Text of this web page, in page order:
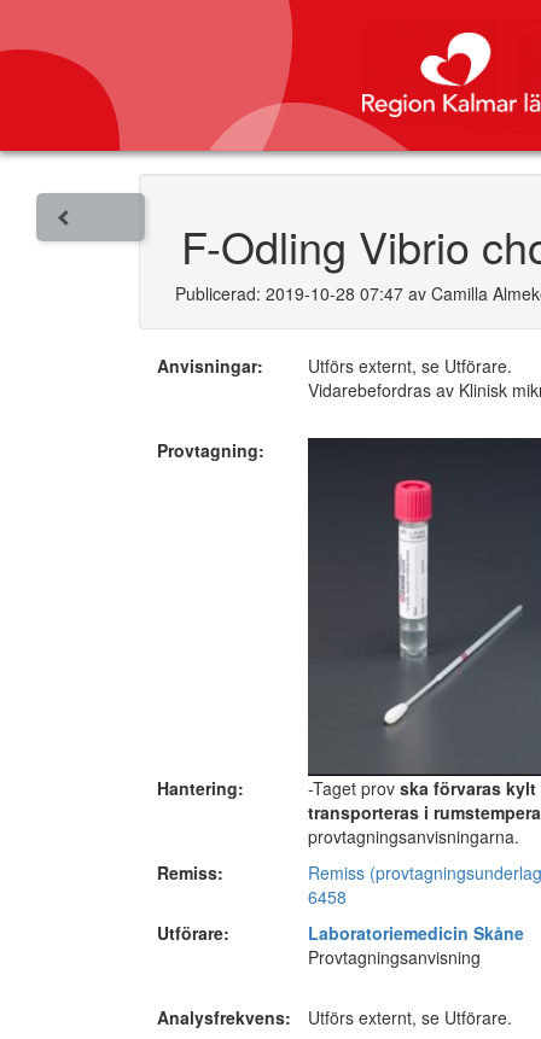
F-Odling Vibrio
Publicerad: 2019-10-28 07:47 av Camilla
Anvisningar:
Utförs externt, se Utförare.
Vidarebefordras av Klinisk
Provtagning:
Hantering: -Taget prov ska förvaras kylt
transporteras i
provtagningsanvisningarna.
Remiss:
Remiss
6458
Utförare:
Laboratoriemedicin Skåne
Provtagningsanvisning
Analysfrekvens: Utförs externt, se Utförare.